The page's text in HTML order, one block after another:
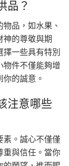
品？
品，如水果、
神的尊敬與期
一些具有特別
物件不僅能夠增
的誠意。
注意哪些
素。誠心不僅僅
重與信任。當你